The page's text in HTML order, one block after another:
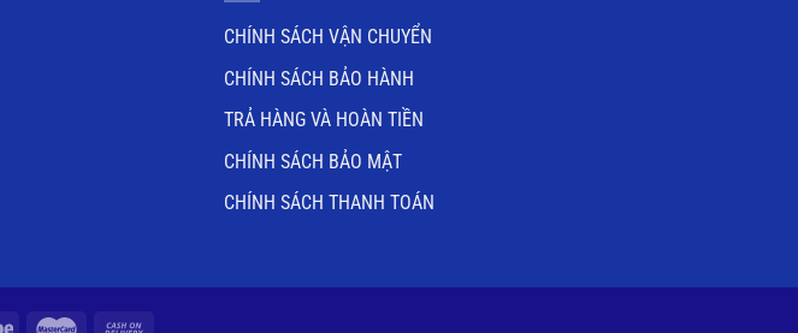
CHÍNH SÁCH VẬN CHUYỂN
CHÍNH SÁCH BẢO HÀNH
TRẢ HÀNG VÀ HOÀN TIỀN
CHÍNH SÁCH BẢO MẬT
CHÍNH SÁCH THANH TOÁN